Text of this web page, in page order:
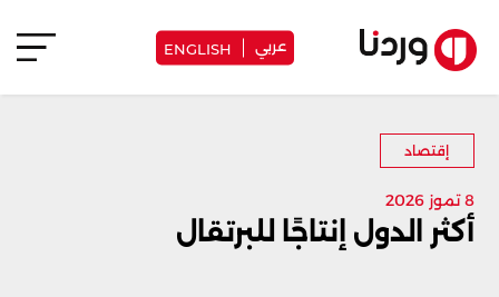
عربي ENGLISH
إقتصاد
8 تموز 2026
أكثر الدول إنتاجًا للبرتقال